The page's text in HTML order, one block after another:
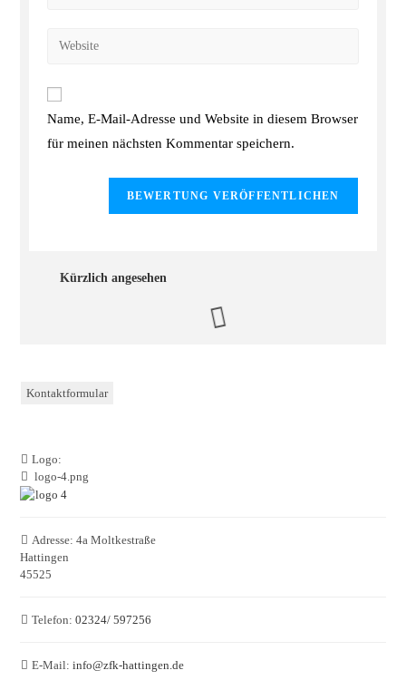
Name, E-Mail-Adresse und Website in diesem Browser
für meinen nächsten Kommentar speichern.
Kürzlich angesehen
Kontaktformular
Logo:
logo-4.png
Adresse: 4a Moltkestraße
Hattingen
45525
Telefon: 02324/ 597256
E-Mail: info@zfk-hattingen.de